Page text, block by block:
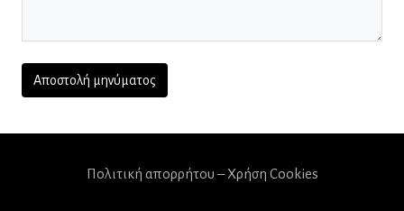
Πολιτική απορρήτου – Χρήση Cookies